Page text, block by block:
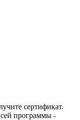
сертификат.
программы -